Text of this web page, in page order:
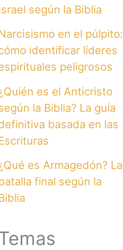
según la Biblia
en el púlpito:
identificar líderes
peligrosos
es el Anticristo
la Biblia? La guía
basada en las
es Armagedón? La
final según la